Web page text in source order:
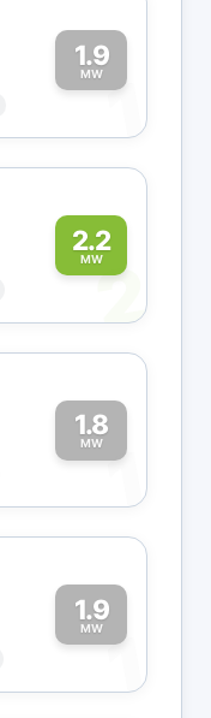
1.9
MW1
2.2
MW2
1.8
MW1
1.9
MW1